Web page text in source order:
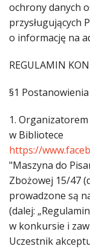
ochrony danych
przysługujących
o informację na
REGULAMIN
§1
1.
w Bibliotece
https://
"Maszyna do
Zbożowej 15/47
prowadzone są
(dalej:
w konkursie i
Uczestnik